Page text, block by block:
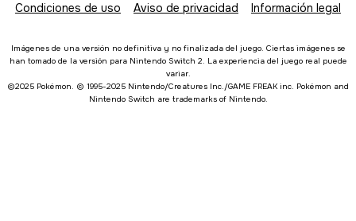
Condiciones de uso Aviso de privacidad Información legal
Imágenes de una versión no definitiva y no finalizada del juego. Ciertas imágenes se
han tomado de la versión para Nintendo Switch 2. La experiencia del juego real puede
variar.
©2025 Pokémon. © 1995-2025 Nintendo/Creatures Inc./GAME FREAK inc. Pokémon and
Nintendo Switch are trademarks of Nintendo.